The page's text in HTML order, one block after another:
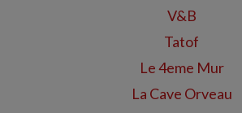
V&B
Tatof
Le 4eme Mur
La Cave Orveau